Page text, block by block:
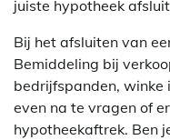
juiste hypotheek
Bij het afsluiten van
Bemiddeling bij
bedrijfspanden, winke
even na te vragen of
hypotheekaftrek. Ben